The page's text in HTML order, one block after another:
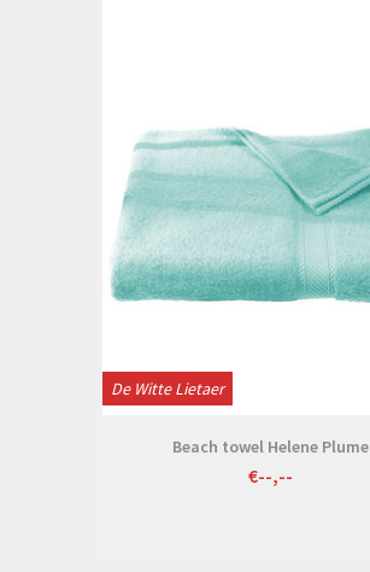
De Witte Lietaer
Beach towel Helene Plume
€--,--